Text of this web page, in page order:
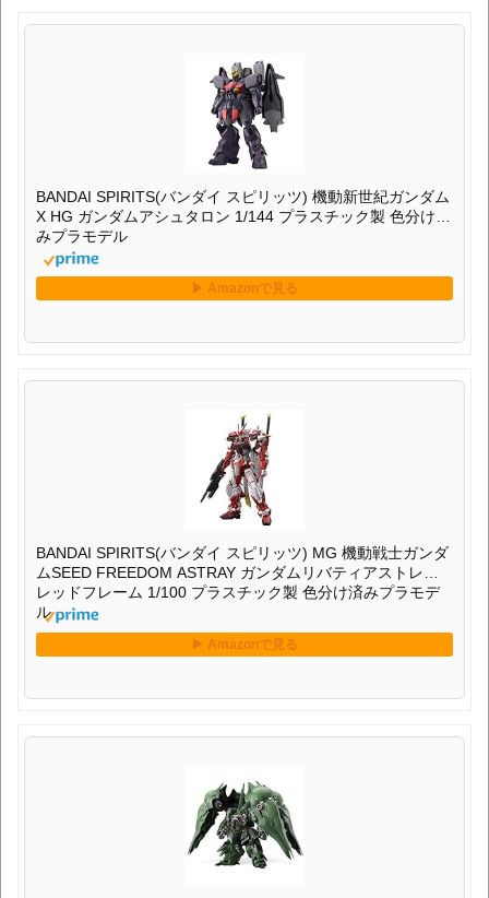
BANDAI SPIRITS(バンダイ スピリッツ) 機動新世紀ガンダム
X HG ガンダムアシュタロン 1/144 プラスチック製 色分け済
みプラモデル
BANDAI SPIRITS(バンダイ スピリッツ) MG 機動戦士ガンダ
ムSEED FREEDOM ASTRAY ガンダムリバティアストレイ
レッドフレーム 1/100 プラスチック製 色分け済みプラモデ
ル